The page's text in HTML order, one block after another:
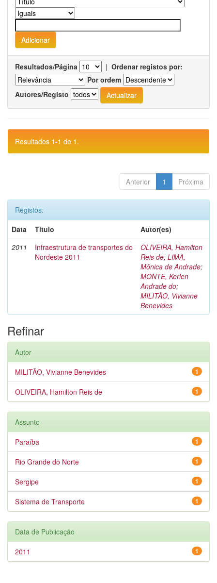
Resultados/Página | Ordenar registos por:
Por ordem
Autores/Registo
Resultados 1-1 de 1.
Anterior 1 Próxima
Registos:
Data
Título
Autor(es)
2011
Infraestrutura de transportes do
Nordeste 2011
OLIVEIRA, Hamilton
Reis de; LIMA,
Mônica de Andrade;
MONTE, Kerlen
Andrade do;
MILITÃO, Vivianne
Benevides
Refinar
Autor
1
MILITÃO, Vivianne Benevides
1
OLIVEIRA, Hamilton Reis de
Assunto
1
Paraíba
1
Rio Grande do Norte
1
Sergipe
1
Sistema de Transporte
Data de Publicação
1
2011